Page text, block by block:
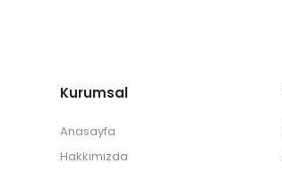
Kurumsal
Anasayfa
Hakkımızda